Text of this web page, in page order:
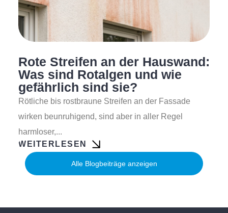
Rote Streifen an der Hauswand:
Was sind Rotalgen und wie
gefährlich sind sie?
Rötliche bis rostbraune Streifen an der Fassade
wirken beunruhigend, sind aber in aller Regel
harmloser,...
WEITERLESEN
Alle Blogbeiträge anzeigen